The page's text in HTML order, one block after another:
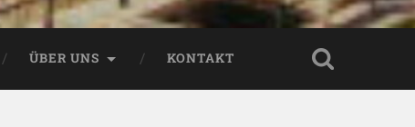
ÜBER UNS KONTAKT